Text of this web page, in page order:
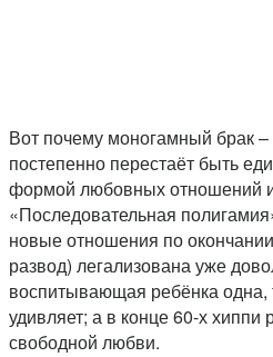
Вот почему моногамный брак
постепенно перестаёт быть
формой любовных отношений
«Последовательная
новые отношения по
развод) легализована уже
воспитывающая ребёнка одна,
удивляет; а в конце 60-х хиппи
свободной любви.